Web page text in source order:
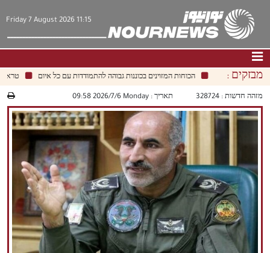
Friday 7 August 2026 11:15
דף הבית |צור קשר|אודות
תרבות וחברה
פוליטיקה
מולטימדיה
|فارسي |
English
|العربيه|
|עברית |
русский|中文
|
מבזקים : טראמפ הכוחות המזוינים בכוננות גבוהה להתמודדות עם כל איום
מזהה חדשות : 328724 תאריך :‫‫Monday‬‬ 2026/7/6 09:58